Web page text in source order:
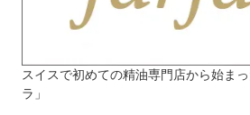
スイスで初めての精油専門店から始ま
ラ」